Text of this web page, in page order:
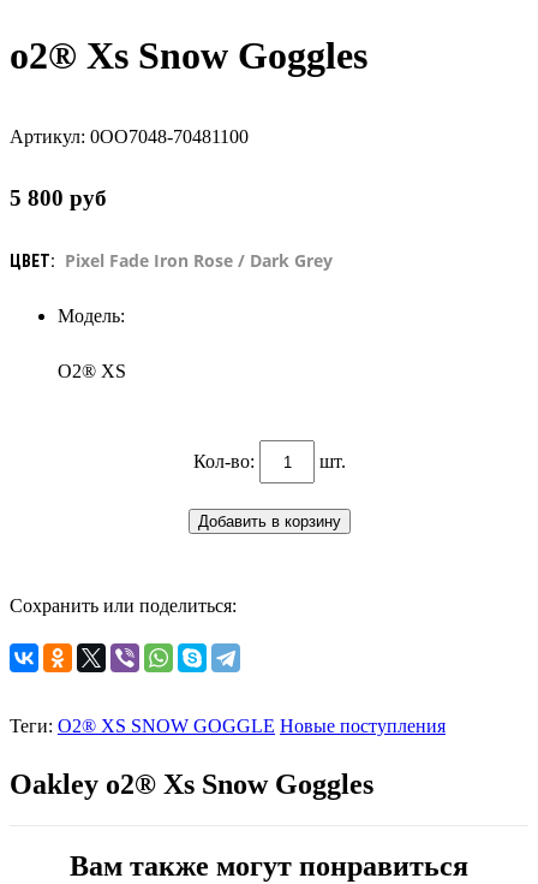
o2® Xs Snow Goggles
Артикул: 0OO7048-70481100
5 800 руб
ЦВЕТ: Pixel Fade Iron Rose / Dark Grey
Модель:
O2® XS
Кол-во: шт.
Сохранить или поделиться:
Теги: O2® XS SNOW GOGGLE Новые поступления
Oakley o2® Xs Snow Goggles
Вам также могут понравиться